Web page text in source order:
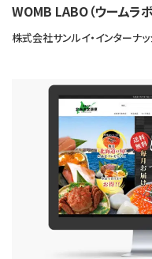
WOMB LABO（ウームラ